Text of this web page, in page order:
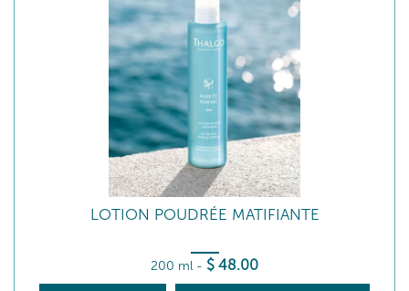
LOTION POUDRÉE MATIFIANTE
200 ml - $ 48.00